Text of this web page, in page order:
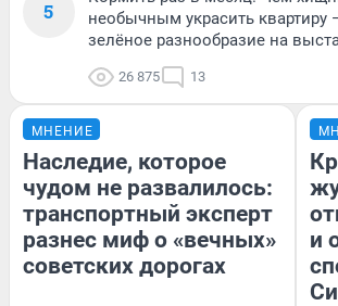
5
необычным украсить квартиру
зелёное разнообразие на
26 875 13
МНЕНИЕ
Наследие, которое
чудом не развалилось:
транспортный эксперт
разнес миф о «вечных»
советских дорогах
и